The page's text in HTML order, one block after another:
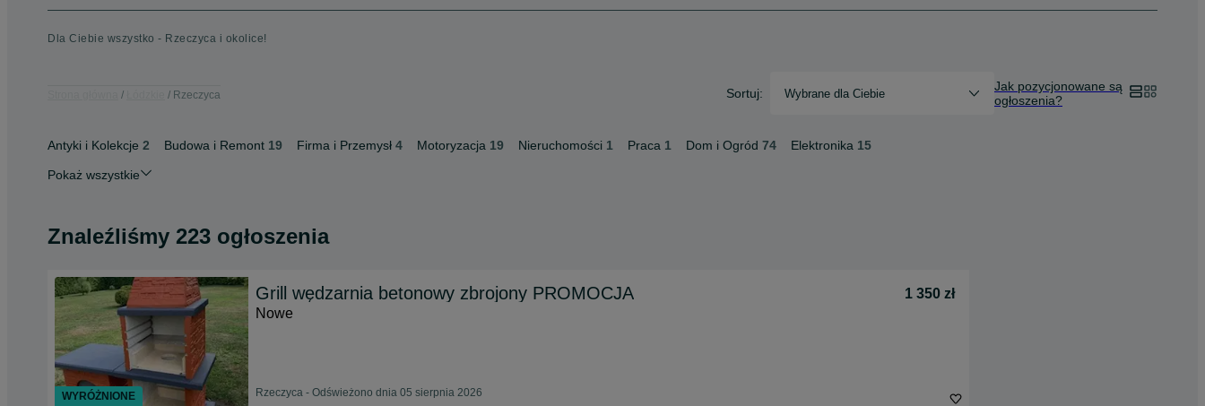
Dla Ciebie wszystko - Rzeczyca i okolice!
Rzeczyca Sortuj: Wybrane dla Ciebie
Jak pozycjonowane są
ogłoszenia?
Antyki i Kolekcje 2 Budowa i Remont 19 Firma i Przemysł 4 Motoryzacja 19 Nieruchomości 1 Praca 1 Dom i Ogród 74 Elektronika 15
Pokaż wszystkie
Znaleźliśmy 223 ogłoszenia
Grill wędzarnia betonowy zbrojony PROMOCJA
1 350 zł
Nowe
Rzeczyca - Odświeżono dnia 05 sierpnia 2026
WYRÓŻNIONE